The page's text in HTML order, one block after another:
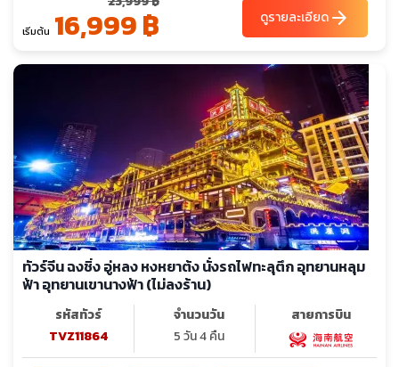
เริ่มต้น 16,999 ฿ ดูรายละเอียดarrow_forward
ทัวร์จีน ฉงชิ่ง อู่หลง หงหยาต้ง นั่งรถไฟทะลุตึก อุทยานหลุม
ฟ้า อุทยานเขานางฟ้า (ไม่ลงร้าน)
รหัสทัวร์
TVZ11864
จำนวนวัน
5 วัน 4 คืน
สายการบิน